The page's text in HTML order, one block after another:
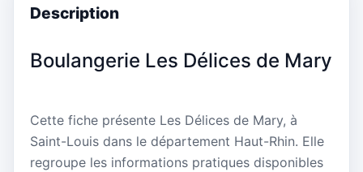
Description
Boulangerie Les Délices de Mary
Cette fiche présente Les Délices de Mary, à
Saint-Louis dans le département Haut-Rhin. Elle
regroupe les informations pratiques disponibles